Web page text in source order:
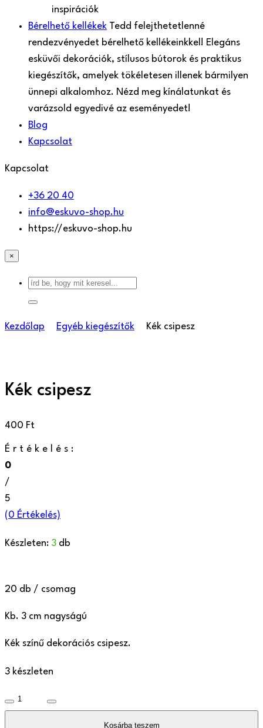
inspirációk
Bérelhető kellékek Tedd felejthetetlenné
rendezvényedet bérelhető kellékeinkkel! Elegáns
esküvői dekorációk, stílusos bútorok és praktikus
kiegészítők, amelyek tökéletesen illenek bármilyen
ünnepi alkalomhoz. Nézd meg kínálatunkat és
varázsold egyedivé az eseményedet!
Blog
Kapcsolat
Kapcsolat
+36 20 40
info@eskuvo-shop.hu
https://eskuvo-shop.hu
×
Kezdőlap Egyéb kiegészítők Kék csipesz
Kék csipesz
400 Ft
Értékelés:
0
/
5
(0 Értékelés)
Készleten: 3 db
20 db / csomag
Kb. 3 cm nagyságú
Kék színű dekorációs csipesz.
3 készleten
Kék
Kosárba teszem